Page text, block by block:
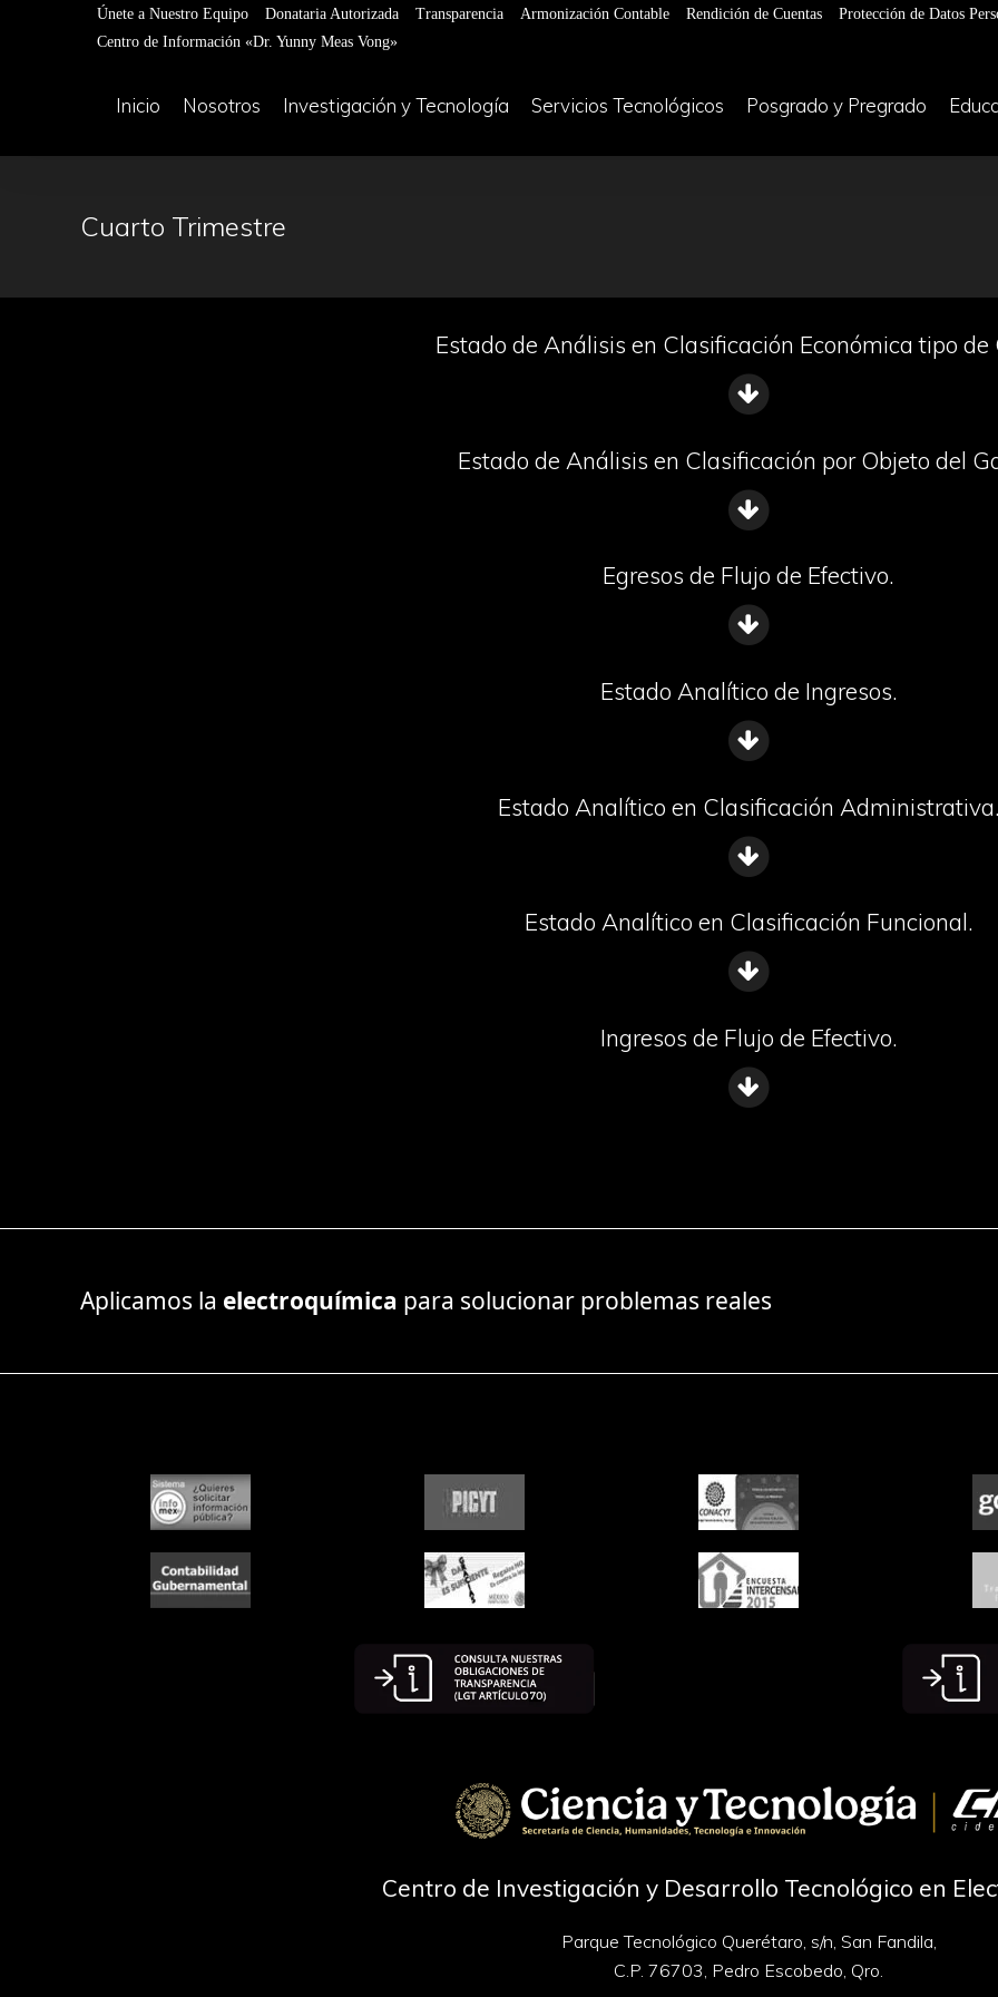
Únete a Nuestro Equipo Donataria Autorizada Transparencia Armonización Contable Rendición de Cuentas
Protección de Datos
Centro de Información «Dr. Yunny Meas Vong»
Inicio Nosotros Investigación y Tecnología Servicios Tecnológicos Posgrado y Pregrado
Cuarto Trimestre
Estado de Análisis en Clasificación Económica tipo de
Estado de Análisis en Clasificación por Objeto del
Egresos de Flujo de Efectivo.
Estado Analítico de Ingresos.
Estado Analítico en Clasificación
Estado Analítico en Clasificación Funcional.
Ingresos de Flujo de Efectivo.
Aplicamos la electroquímica para solucionar problemas reales
Centro de Investigación y Desarrollo Tecnológico en
Parque Tecnológico Querétaro, s/n, San Fandila,
C.P. 76703, Pedro Escobedo, Qro.